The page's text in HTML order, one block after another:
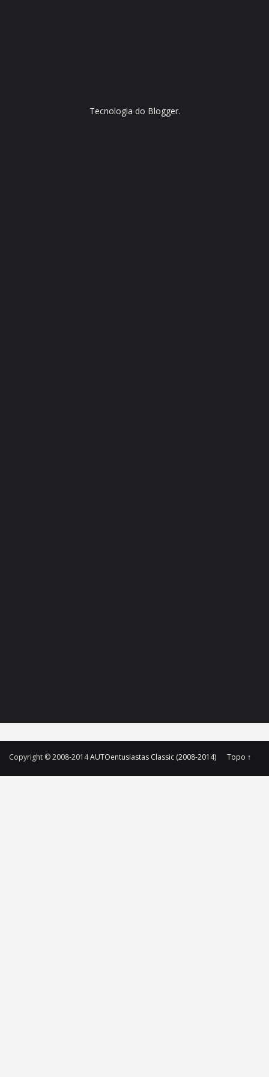
Tecnologia do Blogger.
Copyright © 2008-2014AUTOentusiastas Classic (2008-2014) Topo ↑